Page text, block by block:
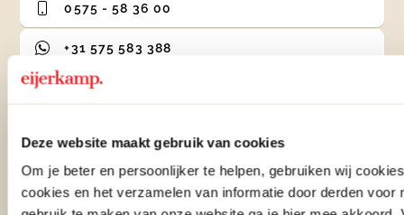
Deze website maakt gebruik van cookies
Om je beter en persoonlijker te helpen, gebruiken wij
cookies en het verzamelen van informatie door derden voor
0575 - 58 36 00
+31 575 583 388
info@eijerkamp.nl
Winkels
Woonwinkel Zutphen